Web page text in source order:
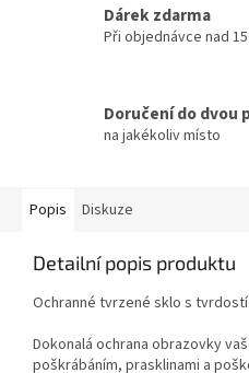
Dárek zdarma
Při objednávce nad
Doručení do dvou
na jakékoliv místo
Popis Diskuze
Detailní popis produktu
Ochranné tvrzené sklo s
Dokonalá ochrana obrazovky
poškrábáním, prasklinami a